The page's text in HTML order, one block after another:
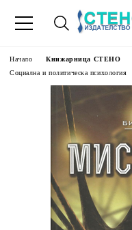
Начало Книжарница СТЕНО
Социална и политическа психология